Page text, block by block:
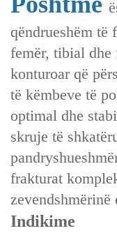
qëndrueshëm të
femër, tibial
konturoar që
të këmbeve të
optimal dhe
skruje të
frakturat
Indikime